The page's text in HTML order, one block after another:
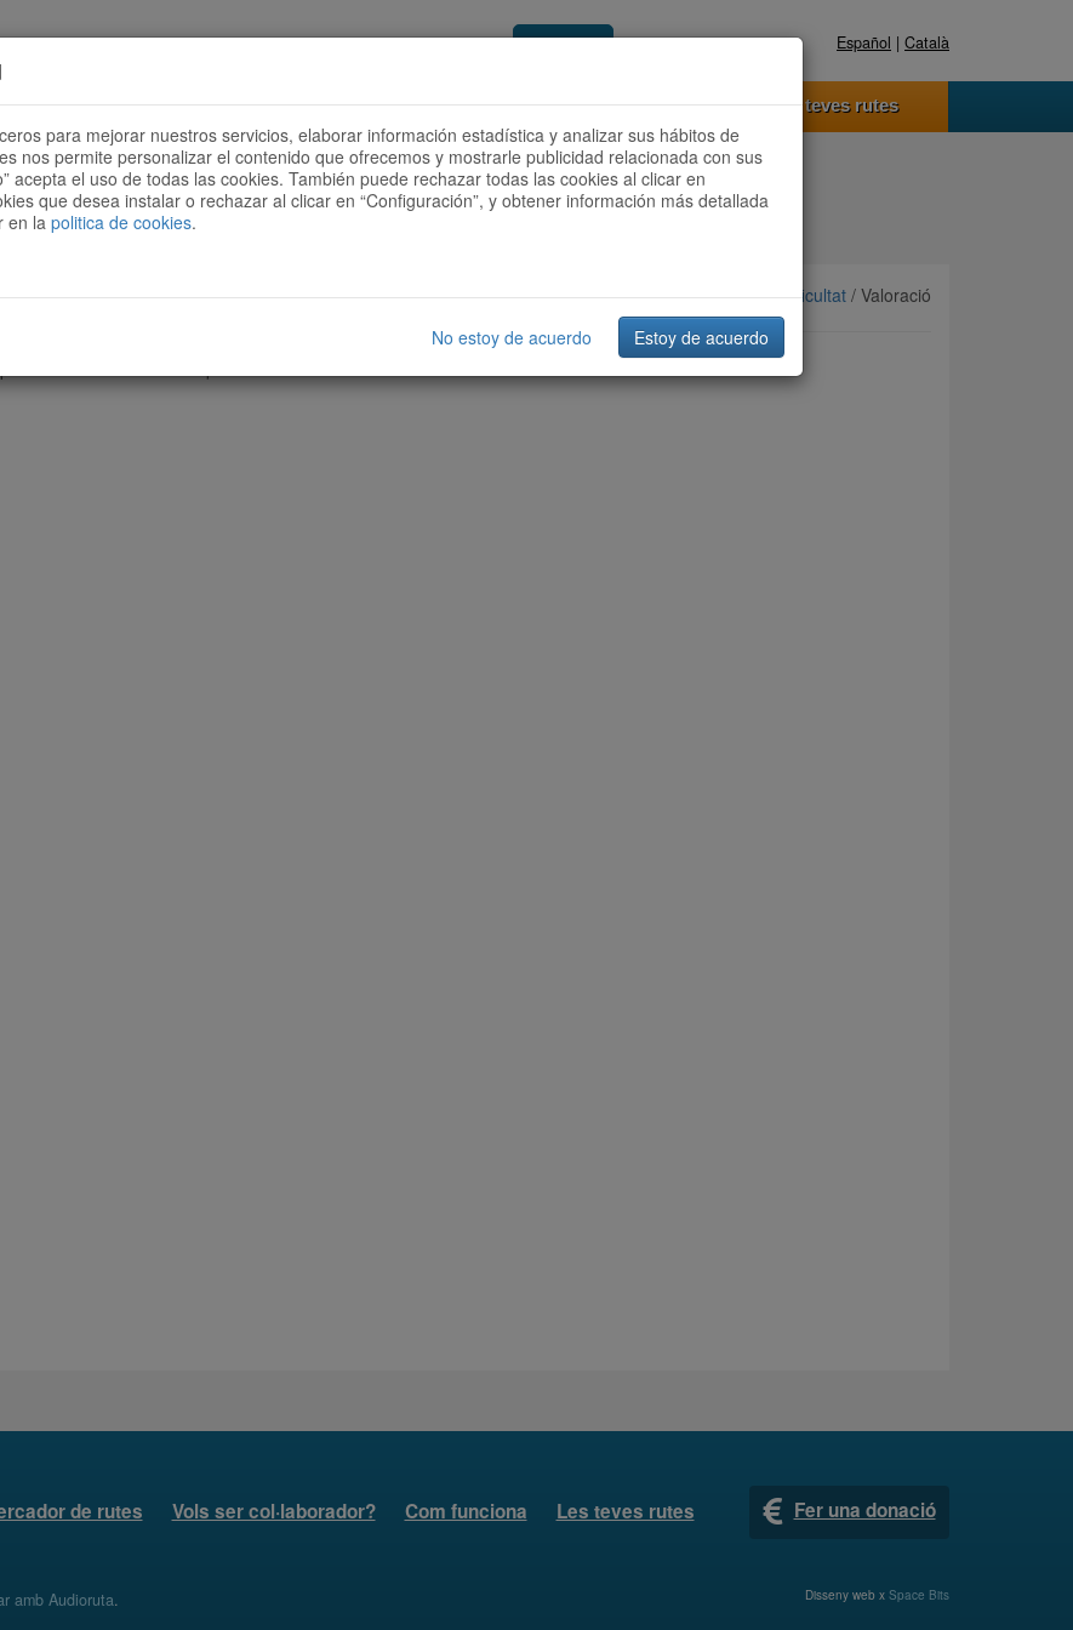
Accedeix Registra't ara Español | Català
de rutes Vols ser col·laborador? Com funciona Les teves rutes
Ordenar per:Més recents/Dificultat / Valoració
de rutes Vols ser col·laborador? Com funciona Les teves rutes Fer una donació
amb Audioruta. Disseny web x Space Bits
para mejorar nuestros servicios, elaborar información estadística y analizar sus hábitos de
nos permite personalizar el contenido que ofrecemos y mostrarle publicidad relacionada con sus
acepta el uso de todas las cookies. También puede rechazar todas las cookies al clicar en
que desea instalar o rechazar al clicar en “Configuración”, y obtener información más detallada
en lapolitica de cookies.
No estoy de acuerdo Estoy de acuerdo